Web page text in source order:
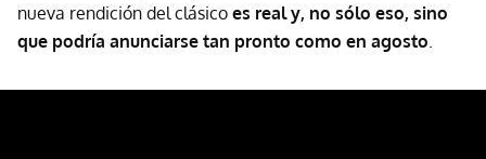
nueva rendición del clásico es real y, no sólo eso, sino
que podría anunciarse tan pronto como en agosto